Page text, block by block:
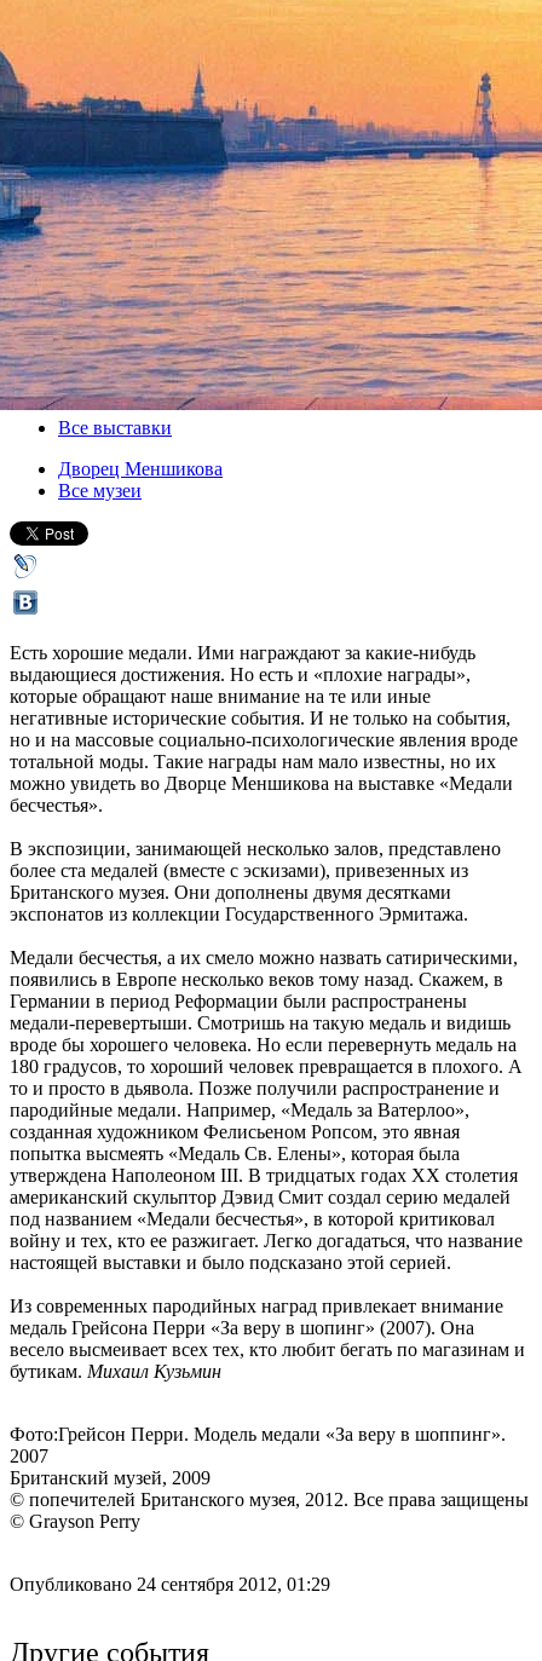
Выставка «Медали
бесчестья»
28 сентября 2012, пятница-13 января 2013, воскресенье
Версия для печати
Все выставки
Дворец Меншикова
Все музеи
Есть хорошие медали. Ими награждают за какие-нибудь
выдающиеся достижения. Но есть и «плохие награды»,
которые обращают наше внимание на те или иные
негативные исторические события. И не только на события,
но и на массовые социально-психологические явления вроде
тотальной моды. Такие награды нам мало известны, но их
можно увидеть во Дворце Меншикова на выставке «Медали
бесчестья».
В экспозиции, занимающей несколько залов, представлено
более ста медалей (вместе с эскизами), привезенных из
Британского музея. Они дополнены двумя десятками
экспонатов из коллекции Государственного Эрмитажа.
Медали бесчестья, а их смело можно назвать сатирическими,
появились в Европе несколько веков тому назад. Скажем, в
Германии в период Реформации были распространены
медали-перевертыши. Смотришь на такую медаль и видишь
вроде бы хорошего человека. Но если перевернуть медаль на
180 градусов, то хороший человек превращается в плохого. А
то и просто в дьявола. Позже получили распространение и
пародийные медали. Например, «Медаль за Ватерлоо»,
созданная художником Фелисьеном Ропсом, это явная
попытка высмеять «Медаль Св. Елены», которая была
утверждена Наполеоном III. В тридцатых годах XX столетия
американский скульптор Дэвид Смит создал серию медалей
под названием «Медали бесчестья», в которой критиковал
войну и тех, кто ее разжигает. Легко догадаться, что название
настоящей выставки и было подсказано этой серией.
Из современных пародийных наград привлекает внимание
медаль Грейсона Перри «За веру в шопинг» (2007). Она
весело высмеивает всех тех, кто любит бегать по магазинам и
бутикам. Михаил Кузьмин
Фото:Грейсон Перри. Модель медали «За веру в шоппинг».
2007
Британский музей, 2009
© попечителей Британского музея, 2012. Все права защищены
© Grayson Perry
Опубликовано 24 сентября 2012, 01:29
Другие события